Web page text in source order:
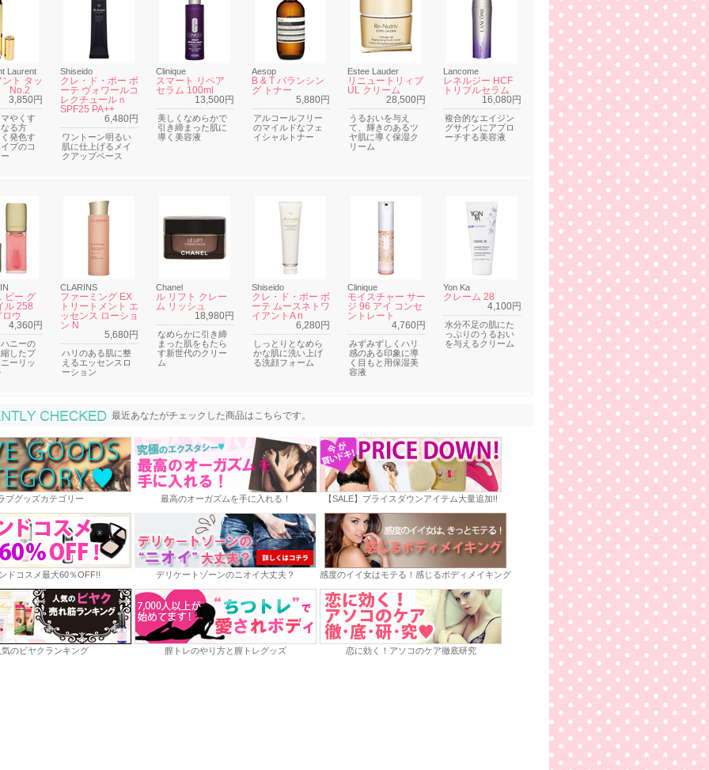
Laurent
ト タッ
No.2
3,850円
やくす
る方
発色す
プのコ
Shiseido
クレ・ド・ポー ボ
ーテ ヴォワールコ
レクチュールｎ
SPF25 PA++
6,480円
ワントーン明るい
肌に仕上げるメイ
クアップベース
Clinique
スマート リペア
セラム 100ml
13,500円
美しくなめらかで
引き締まった肌に
導く美容液
Aesop
B & T バランシン
グ トナー
5,880円
アルコールフリー
のマイルドなフェ
イシャルトナー
Estee Lauder
リニュートリィブ
UL クリーム
28,500円
うるおいを与え
て、輝きのあるツ
ヤ肌に導く保湿ク
リーム
Lancome
レネルジー HCF
トリプルセラム
16,080円
複合的なエイジン
グサインにアプロ
ーチする美容液
ビー グ
ル 258
ウ
4,360円
ニーの
したプ
ーリッ
CLARINS
ファーミング EX
トリートメント エ
ッセンス ローショ
ン N
5,680円
ハリのある肌に整
えるエッセンスロ
ーション
Chanel
ル リフト クレー
ム リッシュ
18,980円
なめらかに引き締
まった肌をもたら
す新世代のクリー
ム
Shiseido
クレ・ド・ポー ボ
ーテ ムースネトワ
イアントA n
6,280円
しっとりとなめら
かな肌に洗い上げ
る洗顔フォーム
Clinique
モイスチャー サー
ジ 96 アイ コンセ
ントレート
4,760円
みずみずしくハリ
感のある印象に導
く目もと用保湿美
容液
Yon Ka
クレーム 28
4,100円
水分不足の肌にた
っぷりのうるおい
を与えるクリーム
最近あなたがチェックした商品
最近あなたがチェックした商品はこちらです。
ブグッズカテゴリー 最高のオーガズムを手に入れる！ 【SALE】プライスダウンアイテム大量追加!!
ドコスメ最大60％OFF!! デリケートゾーンのニオイ大丈夫？ 感度のイイ女はモテる！感じるボディメイキング
のビヤクランキング 膣トレのやり方と膣トレグッズ 恋に効く！アソコのケア徹底研究